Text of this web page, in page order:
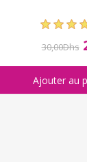
30,00Dhs